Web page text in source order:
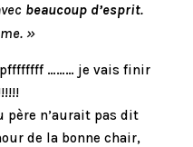
beaucoup d’esprit.
»
……… je vais finir
père n’aurait pas dit
de la bonne chair,